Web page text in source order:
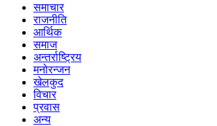
समाचार
राजनीति
आर्थिक
समाज
अन्तर्राष्ट्रिय
मनोरन्जन
खेलकुद
विचार
प्रवास
अन्य